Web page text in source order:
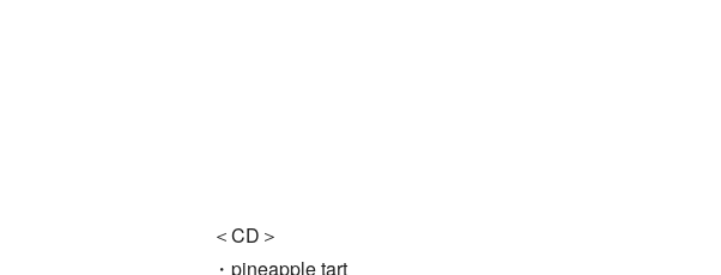
＜CD＞
・pineapple tart